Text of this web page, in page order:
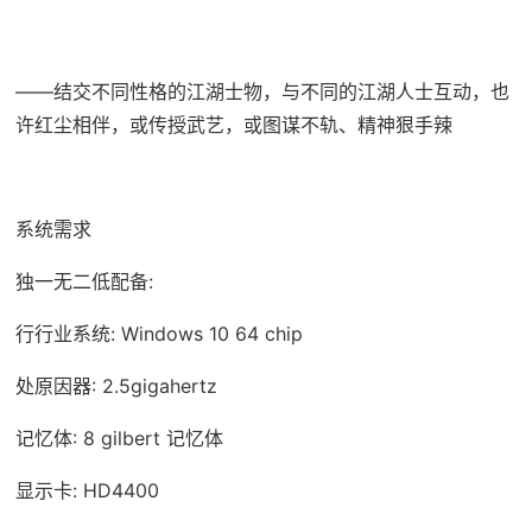
——结交不同性格的江湖士物，与不同的江湖人士互动，也
许红尘相伴，或传授武艺，或图谋不轨、精神狠手辣
系统需求
独一无二低配备:
行行业系统: Windows 10 64 chip
处原因器: 2.5gigahertz
记忆体: 8 gilbert 记忆体
显示卡: HD4400